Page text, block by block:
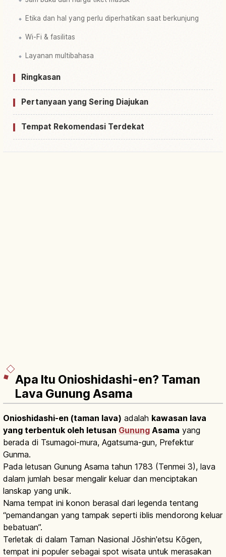
Etika dan hal yang perlu diperhatikan saat berkunjung
Wi-Fi & fasilitas
Layanan multibahasa
Ringkasan
Pertanyaan yang Sering Diajukan
Tempat Rekomendasi Terdekat
Apa Itu Onioshidashi-en? Taman
Lava Gunung Asama
Onioshidashi-en (taman lava) adalah kawasan lava
yang terbentuk oleh letusan Gunung Asama yang
berada di Tsumagoi-mura, Agatsuma-gun, Prefektur
Gunma.
Pada letusan Gunung Asama tahun 1783 (Tenmei 3), lava
dalam jumlah besar mengalir keluar dan menciptakan
lanskap yang unik.
Nama tempat ini konon berasal dari legenda tentang
“pemandangan yang tampak seperti iblis mendorong keluar
bebatuan”.
Terletak di dalam Taman Nasional Jōshin'etsu Kōgen,
tempat ini populer sebagai spot wisata untuk merasakan